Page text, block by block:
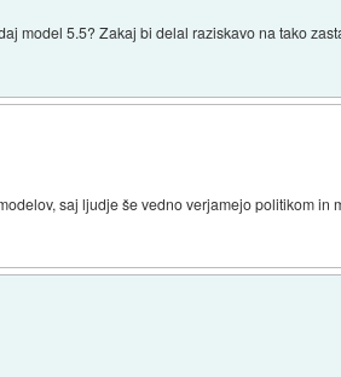
model 5.5? Zakaj bi delal raziskavo na tako
saj ljudje še vedno verjamejo politikom